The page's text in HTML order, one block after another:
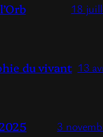
18
du vivant 13
3